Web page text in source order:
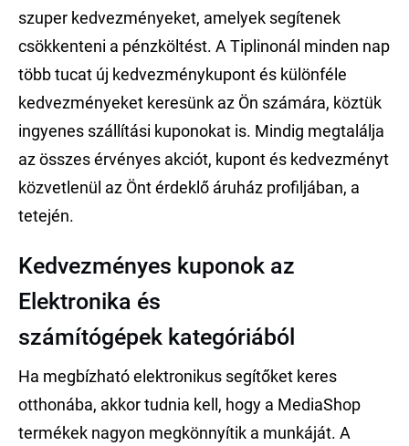
szuper kedvezményeket, amelyek segítenek
csökkenteni a pénzköltést. A Tiplinonál minden nap
több tucat új kedvezménykupont és különféle
kedvezményeket keresünk az Ön számára, köztük
ingyenes szállítási kuponokat is. Mindig megtalálja
az összes érvényes akciót, kupont és kedvezményt
közvetlenül az Önt érdeklő áruház profiljában, a
tetején.
Kedvezményes kuponok az
Elektronika és
számítógépek kategóriából
Ha megbízható elektronikus segítőket keres
otthonába, akkor tudnia kell, hogy a MediaShop
termékek nagyon megkönnyítik a munkáját. A